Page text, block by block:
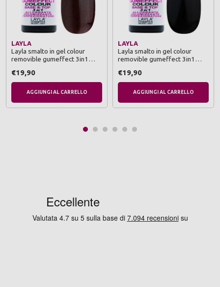
LAYLA
Layla smalto in gel colour
removible gumeffect 3in1
€19,90
AGGIUNGI AL CARRELLO
LAYLA
Layla smalto in gel colour
removible gumeffect 3in1
€19,90
AGGIUNGI AL CARRELLO